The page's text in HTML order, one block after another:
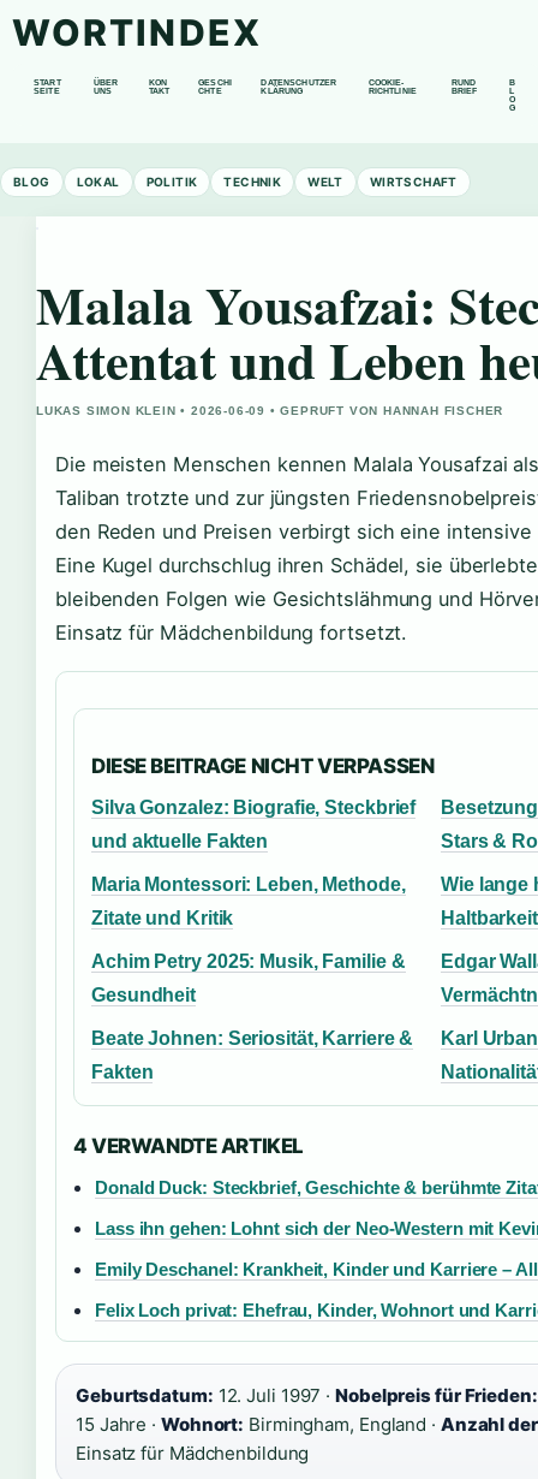
WORTINDEX
START
SEITE
ÜBER
UNS
KON
TAKT
GESCHI
CHTE
DATENSCHUTZER
KLÄRUNG
COOKIE-
RICHTLINIE
RUND
BRIEF
B
O
G
BLOG LOKAL POLITIK TECHNIK WELT WIRTSCHAFT
Malala Yousafzai:
Attentat und Leben
LUKAS SIMON KLEIN • 2026-06-09 • GEPRUFT VON HANNAH FISCHER
Die meisten Menschen kennen Malala Yousafzai
Taliban trotzte und zur jüngsten
den Reden und Preisen verbirgt sich eine
Eine Kugel durchschlug ihren Schädel, sie
bleibenden Folgen wie Gesichtslähmung und
Einsatz für Mädchenbildung fortsetzt.
DIESE BEITRAGE NICHT VERPASSEN
Silva Gonzalez: Biografie, Steckbrief
und aktuelle Fakten
Stars &
Maria Montessori: Leben, Methode,
Zitate und Kritik
Wie lange
Achim Petry 2025: Musik, Familie &
Gesundheit
Edgar
Beate Johnen: Seriosität, Karriere &
Fakten
Karl
4 VERWANDTE ARTIKEL
Donald Duck: Steckbrief, Geschichte & berühmte
Lass ihn gehen: Lohnt sich der Neo-Western mit
Emily Deschanel: Krankheit, Kinder und Karriere –
Felix Loch privat: Ehefrau, Kinder, Wohnort und
Geburtsdatum: 12. Juli 1997 ·Nobelpreis für Frieden:
15 Jahre · Wohnort: Birmingham, England · Anzahl
Einsatz für Mädchenbildung